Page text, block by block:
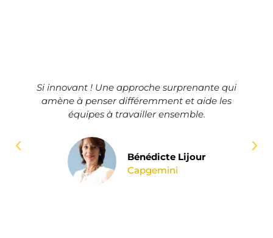
Si innovant ! Une approche surprenante qui
amène à penser différemment et aide les
équipes à travailler ensemble.
Bénédicte Lijour
Capgemini